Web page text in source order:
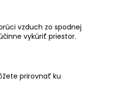
vzduch zo spodnej
vykúriť priestor.
prirovnať ku